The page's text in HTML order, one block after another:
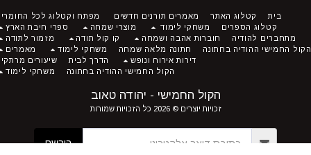
הקול החמישי - יהודה טאוב
זכויות יוצרים © 2026 כל הזכויות שמורות
בית קטלוג האתר מאמרים תורנים חדשים
מפתח וקטלוג לכל החומרים
קטלוג הספרים
משחקי לימוד מוצרי שמחה
ספרי חיבת הארץ
מתחברים להודיה
חוברות אהבה ושמחה קו קול תודה
מזמור לתודה
החמישי ההודיה בחתונה
חתונה מלאה שמחה משחקי לימוד
מאמרים
דירות אירוח ונופש
הדרך לבית
שיעורים מרתקים
הקול החמישי ההודיה בחתונה
משחקי לימוד
הירשם